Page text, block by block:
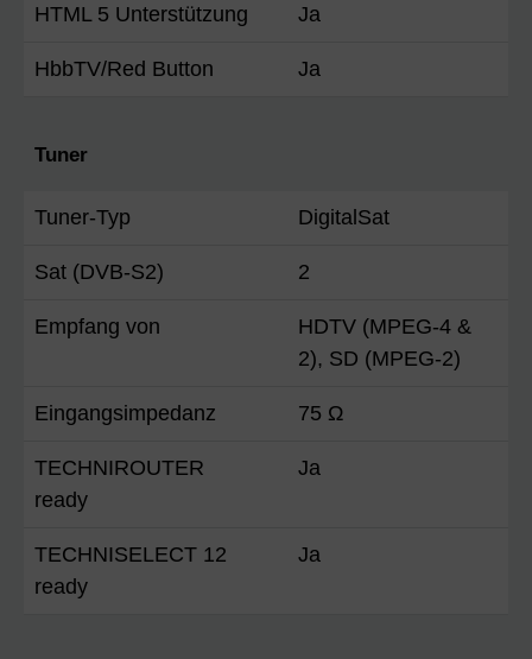
HTML 5 Unterstützung Ja
HbbTV/Red Button Ja
Tuner
Tuner-Typ DigitalSat
Sat (DVB-S2) 2
Empfang von
HDTV (MPEG-4 &
2), SD (MPEG-2)
Eingangsimpedanz 75 Ω
TECHNIROUTER
ready
Ja
TECHNISELECT 12
ready
Ja